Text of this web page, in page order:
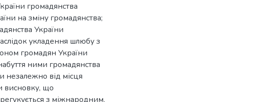
громадянства
на зміну громадянства;
України
укладення шлюбу з
громадян України
ними громадянства
незалежно від місця
висновку, що
з міжнародним.